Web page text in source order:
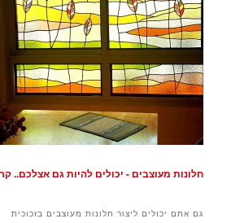
חלונות מעוצבים - יכולים להיות גם אצלכם..
גם אתם יכולים ליצור חלונות מעוצבים בזכוכית